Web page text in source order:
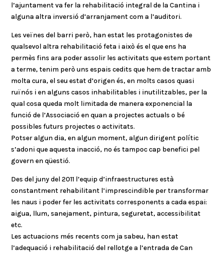
l’ajuntament va fer la rehabilitació integral de la Cantina i
alguna altra inversió d’arranjament com a l’auditori.
Les veïnes del barri però, han estat les protagonistes de
qualsevol altra rehabilitació feta i això és el que ens ha
permès fins ara poder assolir les activitats que estem portant
a terme, tenim però uns espais cedits que hem de tractar amb
molta cura, el seu estat d’origen és, en molts casos quasi
ruïnós i en alguns casos inhabilitables i inutilitzables, per la
qual cosa queda molt limitada de manera exponencial la
funció de l’Associació en quan a projectes actuals o bé
possibles futurs projectes o activitats.
Potser algun dia, en algun moment, algun dirigent polític
s’adoni que aquesta inacció, no és tampoc cap benefici pel
govern en qüestió.
Des del juny del 2011 l’equip d’infraestructures està
constantment rehabilitant l’imprescindible per transformar
les naus i poder fer les activitats corresponents a cada espai:
aigua, llum, sanejament, pintura, seguretat, accessibilitat
etc.
Les actuacions més recents com ja sabeu, han estat
l’adequació i rehabilitació del rellotge a l’entrada de Can